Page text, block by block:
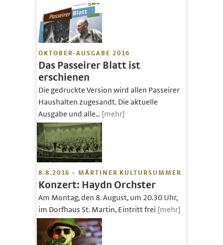
OKTOBER-AUSGABE 2016
Das Passeirer Blatt ist
erschienen
Die gedruckte Version wird allen Passeirer
Haushalten zugesandt. Die aktuelle
Ausgabe und alle... [mehr]
8.8.2016 – MÅRTINER KULTURSUMMER
Konzert: Haydn Orchster
Am Montag, den 8. August, um 20.30 Uhr,
im Dorfhaus St. Martin, Eintritt frei [mehr]